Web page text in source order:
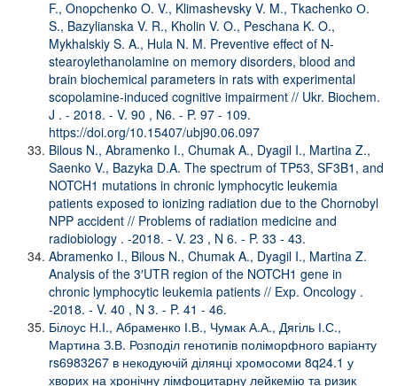
F., Onopchenko O. V., Klimashevsky V. M., Tkachenko О.
S., Bazylianska V. R., Kholin V. O., Peschana K. O.,
Mykhalskiy S. A., Hula N. M. Preventive effect of N-
stearoylethanolamine on memory disorders, blood and
brain biochemical parameters in rats with experimental
scopolamine-induced cognitive impairment // Ukr. Biochem.
J . - 2018. - V. 90 , N6. - P. 97 - 109.
https://doi.org/10.15407/ubj90.06.097
Bilous N., Abramenko I., Chumak A., Dyagil I., Martina Z.,
Saenko V., Bazyka D.A. The spectrum of TP53, SF3B1, and
NOTCH1 mutations in chronic lymphocytic leukemia
patients exposed to ionizing radiation due to the Chornobyl
NPP accident // Problems of radiation medicine and
radiobiology . -2018. - V. 23 , N 6. - P. 33 - 43.
Abramenko I., Bilous N., Chumak A., Dyagil I., Martina Z.
Analysis of the 3′UTR region of the NOTCH1 gene in
chronic lymphocytic leukemia patients // Exp. Oncology .
-2018. - V. 40 , N 3. - P. 41 - 46.
Білоус Н.І., Абраменко І.В., Чумак А.А., Дягіль І.С.,
Мартина З.В. Розподіл генотипів поліморфного варіанту
rs6983267 в некодуючій ділянці хромосоми 8q24.1 у
хворих на хронічну лімфоцитарну лейкемію та ризик